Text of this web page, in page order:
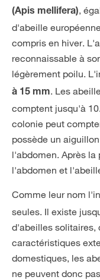
(Apis mellifera),
d'abeille
compris en hiver.
reconnaissable à
légèrement poilu.
à 15 mm. Les
comptent jusqu'à
colonie peut
possède un
l'abdomen. Après la
l'abdomen et
Comme leur nom
seules. Il existe
d'abeilles solitaires,
caractéristiques
domestiques, les
ne peuvent donc